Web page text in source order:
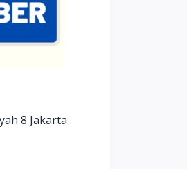
8 Jakarta